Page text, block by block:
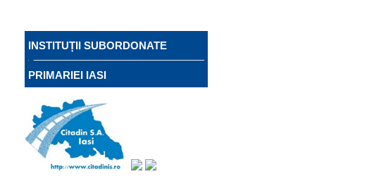
INSTITUȚII SUBORDONATE
PRIMARIEI IASI